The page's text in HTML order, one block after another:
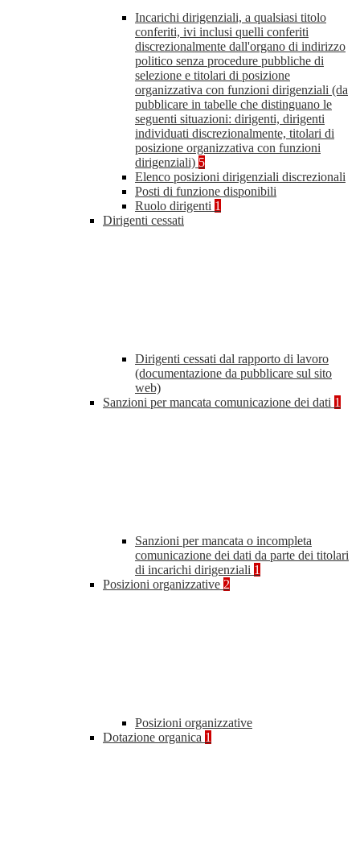
Incarichi dirigenziali, a qualsiasi titolo
conferiti, ivi inclusi quelli conferiti
discrezionalmente dall'organo di indirizzo
politico senza procedure pubbliche di
selezione e titolari di posizione
organizzativa con funzioni dirigenziali (da
pubblicare in tabelle che distinguano le
seguenti situazioni: dirigenti, dirigenti
individuati discrezionalmente, titolari di
posizione organizzativa con funzioni
dirigenziali) 5
Elenco posizioni dirigenziali discrezionali
Posti di funzione disponibili
Ruolo dirigenti 1
Dirigenti cessati
Dirigenti cessati dal rapporto di lavoro
(documentazione da pubblicare sul sito
web)
Sanzioni per mancata comunicazione dei dati 1
Sanzioni per mancata o incompleta
comunicazione dei dati da parte dei titolari
di incarichi dirigenziali 1
Posizioni organizzative 2
Posizioni organizzative
Dotazione organica 1